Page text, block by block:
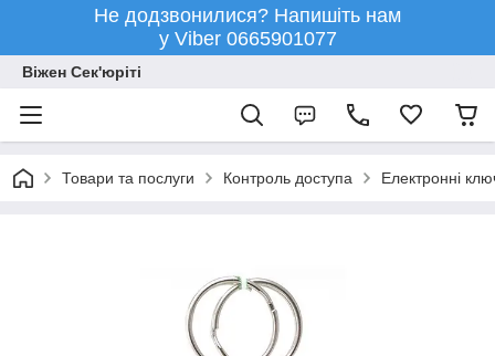
Не додзвонилися? Напишіть нам
у Viber 0665901077
Віжен Сек'юріті
Товари та послуги Контроль доступа Електронні